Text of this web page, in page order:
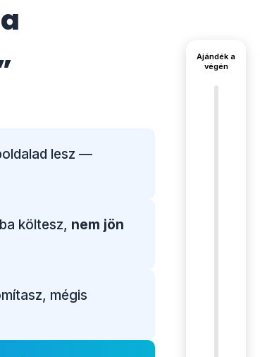
lesz —
költesz, nem jön
mégis
Ajándék a
végén